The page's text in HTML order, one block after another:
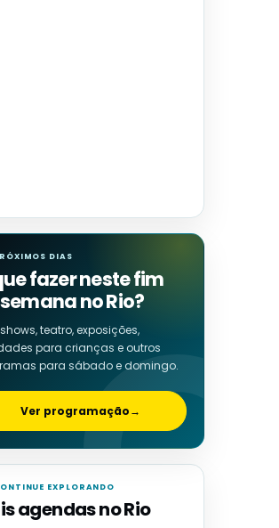
DIAS
fazer neste fim
no Rio?
teatro, exposições,
para crianças e outros
para sábado e domingo.
Ver programação→
EXPLORANDO
agendas no Rio